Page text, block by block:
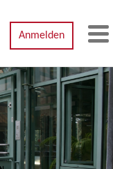
Anmelden